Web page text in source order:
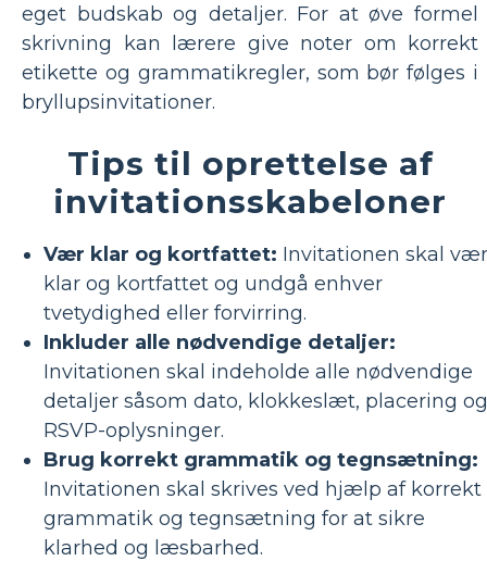
eget budskab og detaljer. For at øve formel
skrivning kan lærere give noter om korrekt
etikette og grammatikregler, som bør følges i
bryllupsinvitationer.
Tips til oprettelse af
invitationsskabeloner
Vær klar og kortfattet: Invitationen skal
klar og kortfattet og undgå enhver
tvetydighed eller forvirring.
Inkluder alle nødvendige detaljer:
Invitationen skal indeholde alle nødvendige
detaljer såsom dato, klokkeslæt, placering og
RSVP-oplysninger.
Brug korrekt grammatik og tegnsætning:
Invitationen skal skrives ved hjælp af korrekt
grammatik og tegnsætning for at sikre
klarhed og læsbarhed.